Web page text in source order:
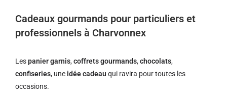
Cadeaux gourmands pour particuliers et
professionnels à Charvonnex
Lespanier garnis,coffrets gourmands,chocolats,
confiseries, une idée cadeau qui ravira pour toutes les
occasions.